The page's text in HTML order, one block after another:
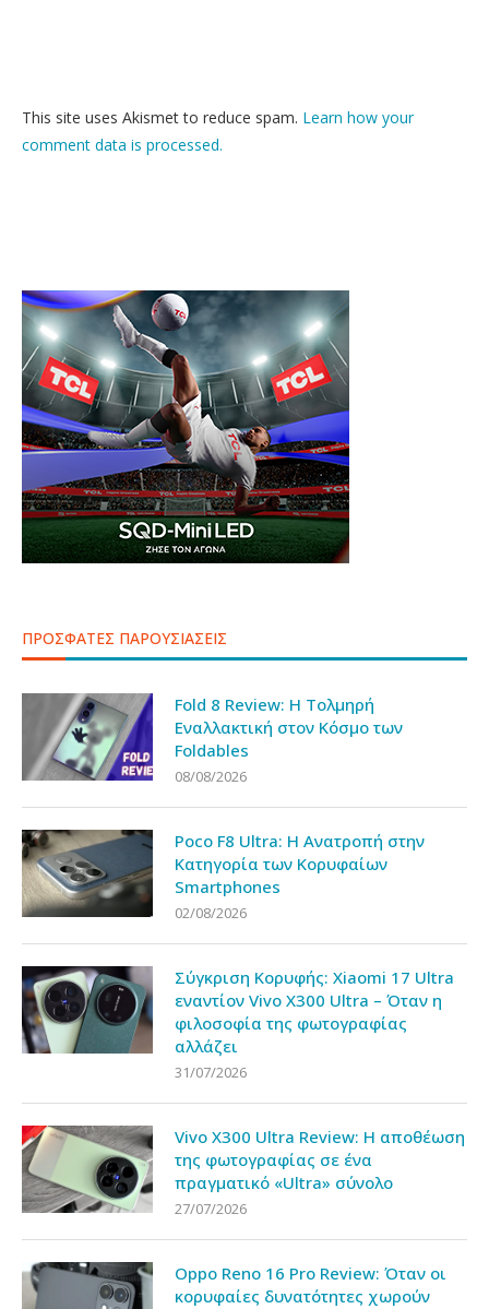
This site uses Akismet to reduce spam. Learn how your
comment data is processed.
ΠΡΟΣΦΑΤΕΣ ΠΑΡΟΥΣΙΑΣΕΙΣ
Fold 8 Review: Η Τολμηρή
Εναλλακτική στον Κόσμο των
Foldables
08/08/2026
Poco F8 Ultra: Η Ανατροπή στην
Κατηγορία των Κορυφαίων
Smartphones
02/08/2026
Σύγκριση Κορυφής: Xiaomi 17 Ultra
εναντίον Vivo X300 Ultra – Όταν η
φιλοσοφία της φωτογραφίας
αλλάζει
31/07/2026
Vivo X300 Ultra Review: Η αποθέωση
της φωτογραφίας σε ένα
πραγματικό «Ultra» σύνολο
27/07/2026
Oppo Reno 16 Pro Review: Όταν οι
κορυφαίες δυνατότητες χωρούν